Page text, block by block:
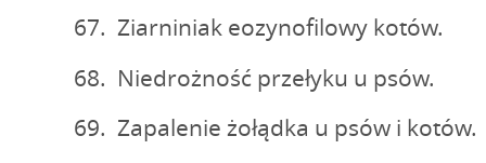
67. Ziarniniak eozynofilowy kotów.
68. Niedrożność przełyku u psów.
69. Zapalenie żołądka u psów i kotów.